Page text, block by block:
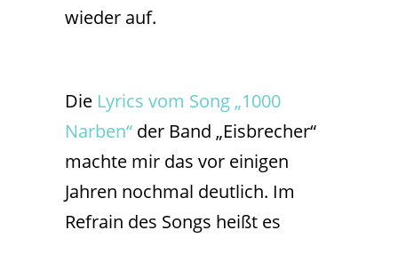
wieder auf.
Die Lyrics vom Song „1000
Narben“ der Band „Eisbrecher“
machte mir das vor einigen
Jahren nochmal deutlich. Im
Refrain des Songs heißt es